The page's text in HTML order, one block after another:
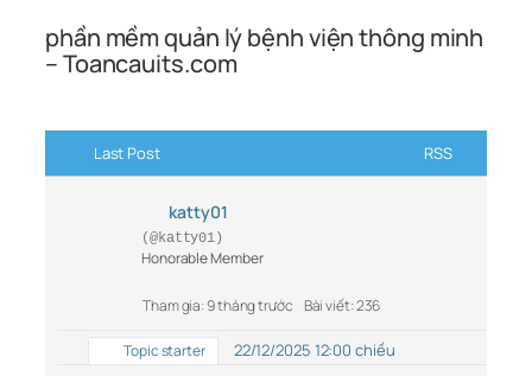
phần mềm quản lý bệnh viện thông minh
– Toancauits.com
Last Post RSS
katty01
(@katty01)
Honorable Member
Tham gia: 9 tháng trước Bài viết: 236
Topic starter 22/12/2025 12:00 chiều